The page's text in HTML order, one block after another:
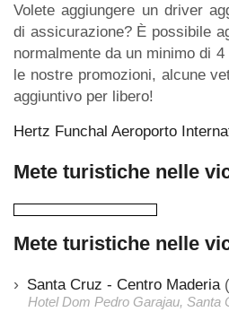
Volete aggiungere un driver
di assicurazione? È possibile
normalmente da un minimo di
le nostre promozioni, alcune
aggiuntivo per libero!
Hertz Funchal Aeroporto
Mete turistiche nelle
Mete turistiche nelle
Santa Cruz - Centro Maderia
Hotel Dom Pedro Garajau, Santa